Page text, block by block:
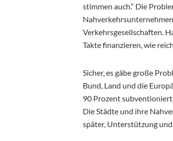
stimmen auch.“ Die
Verkehrsgesellschaften.
Takte finanzieren, wie
Sicher, es gäbe große
Bund, Land und die
90 Prozent
Die Städte und ihre
später, Unterstützung und